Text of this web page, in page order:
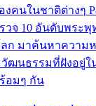
คนในชาติต่างๆ
วจ 10 อันดับพระ
ก มาค้นหาความ
ฒนธรรมที่ฝังอยู่ใ
อมๆ กัน